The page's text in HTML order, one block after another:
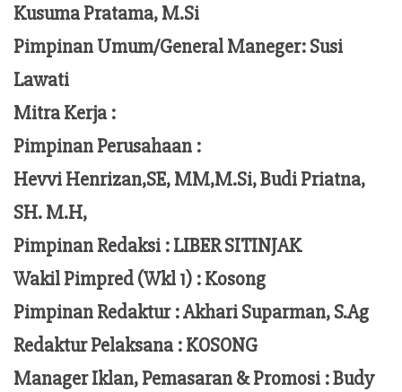
Kusuma Pratama, M.Si
Pimpinan Umum/General Maneger:Susi
Lawati
Mitra Kerja :
Pimpinan Perusahaan :
Hevvi Henrizan,SE, MM,M.Si,Budi Priatna,
SH. M.H,
Pimpinan Redaksi :LIBER SITINJAK
Wakil Pimpred (Wkl 1) : Kosong
Pimpinan Redaktur :Akhari Suparman, S.Ag
Redaktur Pelaksana :KOSONG
Manager Iklan, Pemasaran & Promosi :Budy